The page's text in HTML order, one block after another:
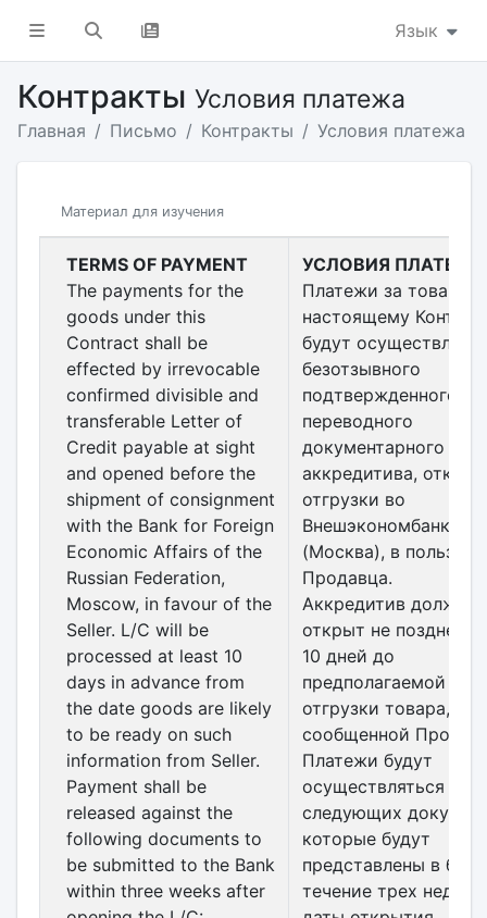
Язык
Контракты Условия платежа
Главная Письмо Контракты Условия платежа
Материал для изучения
TERMS OF PAYMENT
The payments for the
goods under this
Contract shall be
effected by irrevocable
confirmed divisible and
transferable Letter of
Credit payable at sight
and opened before the
shipment of consignment
with the Bank for Foreign
Economic Affairs of the
Russian Federation,
Moscow, in favour of the
Seller. L/C will be
processed at least 10
days in advance from
the date goods are likely
to be ready on such
information from Seller.
Payment shall be
released against the
following documents to
be submitted to the Bank
within three weeks after
УСЛОВИЯ ПЛАТЕЖА
Платежи за товары
настоящему
будут
безотзывного
подтвержденного
переводного
документарного
аккредитива,
отгрузки во
Внешэкономбанке
(Москва), в пользу
Продавца.
Аккредитив должен
открыт не позднее
10 дней до
предполагаемой
отгрузки товара,
сообщенной
Платежи будут
осуществляться
следующих
которые будут
представлены в
течение трех недель